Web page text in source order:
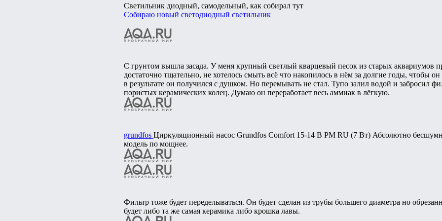
Светильник диодный, самодельный, как собирал тут
Собираю новый светодиодный светильник
С грунтом вышла засада. У меня крупный светлый кварцевый песок из старых аквариумов
достаточно тщательно, не хотелось смыть всё что накопилось в нём за долгие годы, чтобы
в результате он получился с душком. Но перемывать не стал. Тупо залил водой и забросил
пористых керамических колец. Думаю он переработает весь аммиак в лёгкую.
grundfos Циркуляционный насос Grundfos Comfort 15-14 B PM RU (7 Вт) Абсолютно
модель по мощнее.
Фильтр тоже будет переделываться. Он будет сделан из трубы большего диаметра но
будет либо та же самая керамика либо крошка лавы.